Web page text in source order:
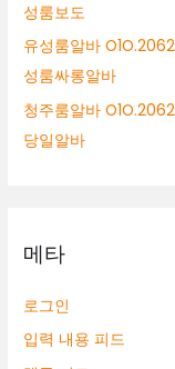
성룸보도
유성룸알바
성룸싸롱알바
청주룸알바
당일알바
메타
로그인
입력 내용 피드